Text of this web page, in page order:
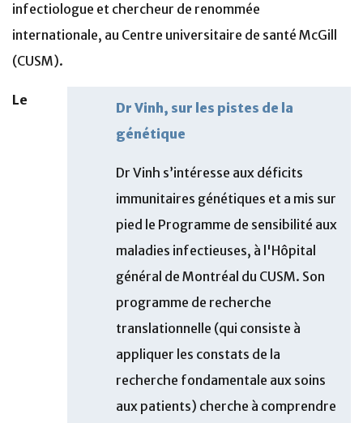
infectiologue et chercheur de renommée
internationale, au Centre universitaire de santé McGill
(CUSM).
Dr Vinh, sur les pistes de la
génétique
Dr Vinh s’intéresse aux déficits
immunitaires génétiques et a mis sur
pied le Programme de sensibilité aux
maladies infectieuses, à l'Hôpital
général de Montréal du CUSM. Son
programme de recherche
translationnelle (qui consiste à
appliquer les constats de la
recherche fondamentale aux soins
aux patients) cherche à comprendre
Le